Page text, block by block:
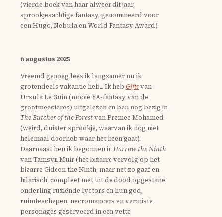
(vierde boek van haar alweer dit jaar,
sprookjesachtige fantasy, genomineerd voor
een Hugo, Nebula en World Fantasy Award).
6 augustus 2025
Vreemd genoeg lees ik langzamer nu ik
grotendeels vakantie heb... Ik heb Giftsvan
Ursula Le Guin (mooie YA-fantasy van de
grootmeesteres) uitgelezen en ben nog bezig in
The Butcher of the Forestvan Premee Mohamed
(weird, duister sprookje, waarvan ik nog niet
helemaal doorheb waar het heen gaat).
Daarnaast ben ik begonnen inHarrow the Ninth
van Tamsyn Muir (het bizarre vervolg op het
bizarre Gideon the Ninth, maar net zo gaaf en
hilarisch, compleet met uit de dood opgestane,
onderling ruziënde lyctors en hun god,
ruimteschepen, necromancers en vermiste
personages geserveerd in een vette